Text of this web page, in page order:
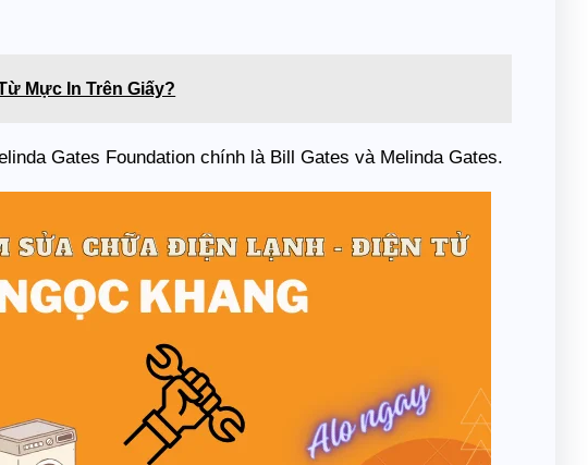
Mực In Trên Giấy?
Gates Foundation chính là Bill Gates và Melinda Gates.